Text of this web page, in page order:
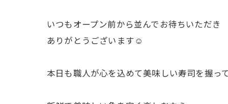
いつもオープン前から並んでお待ちいただき
ありがとうございます☺️
本日も職人が心を込めて美味しい寿司を握っ